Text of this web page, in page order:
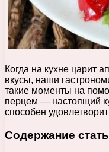
Когда на кухне царит
вкусы, наши
такие моменты на
перцем — настоящий
способен
Содержание